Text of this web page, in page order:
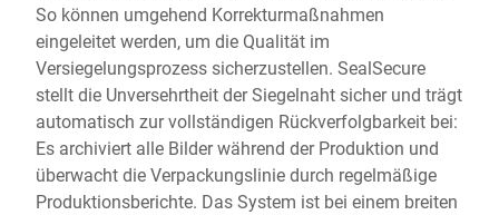
So können umgehend Korrekturmaßnahmen
eingeleitet werden, um die Qualität im
Versiegelungsprozess sicherzustellen. SealSecure
stellt die Unversehrtheit der Siegelnaht sicher und trägt
automatisch zur vollständigen Rückverfolgbarkeit bei:
Es archiviert alle Bilder während der Produktion und
überwacht die Verpackungslinie durch regelmäßige
Produktionsberichte. Das System ist bei einem breiten